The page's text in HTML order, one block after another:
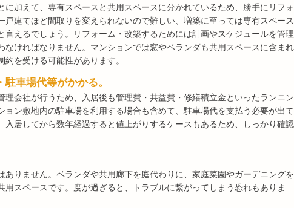
に加えて、専有スペースと共用スペースに分かれているため、勝手にリフォ
戸建てほど間取りを変えられないので難しい、増築に至っては専有スペース
言えるでしょう。リフォーム・改築するためには計画やスケジュールを管理
なければなりません。マンションでは窓やベランダも共用スペースに含まれ
を受ける可能性があります。
車場代等がかかる。
理会社が行うため、入居後も管理費・共益費・修繕積立金といったランニン
ョン敷地内の駐車場を利用する場合も含めて、駐車場代を支払う必要が出て
入居してから数年経過すると値上がりするケースもあるため、しっかり確認
ありません。ベランダや共用廊下を庭代わりに、家庭菜園やガーデニングを
スペースです。度が過ぎると、トラブルに繋がってしまう恐れもありま